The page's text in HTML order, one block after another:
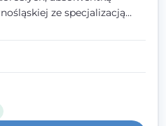
ze specjalizacją
konsultacje
i pierwszą pomoc
w kryzysie, przewlekłym
nastroju. Każde
z szacunkiem,
atmosferze zaufania.